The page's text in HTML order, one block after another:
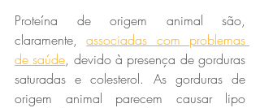
Proteína de origem animal são,
claramente, associadas com problemas
de saúde, devido à presença de gorduras
saturadas e colesterol. As gorduras de
origem animal parecem causar lipo